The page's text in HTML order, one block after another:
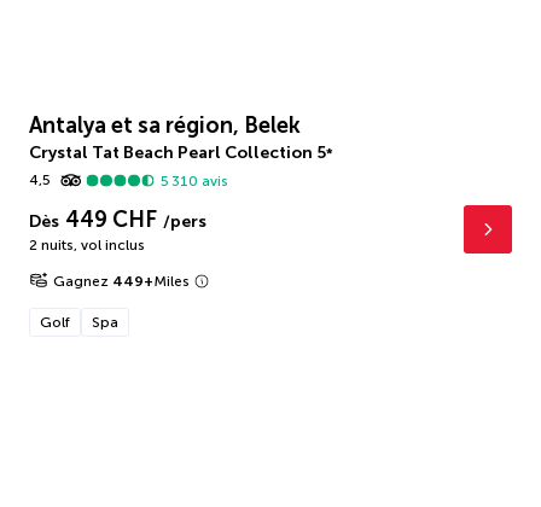
Antalya et sa région, Belek
Crystal Tat Beach Pearl Collection 5*
4,5
5 310 avis
Dès 449 CHF /pers
2 nuits, vol inclus
Gagnez 449+Miles
Golf Spa